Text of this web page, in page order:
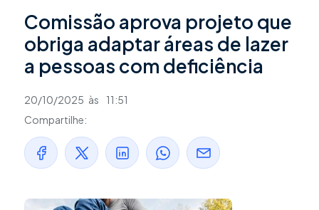
Comissão aprova projeto que
obriga adaptar áreas de lazer
a pessoas com deficiência
20/10/2025 às
11:51
Compartilhe: